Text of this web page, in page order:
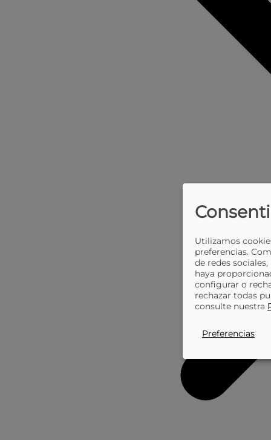
Utilizamos
preferencias.
de redes
haya
configurar o
rechazar todas
consulte nuestra
Preferencias